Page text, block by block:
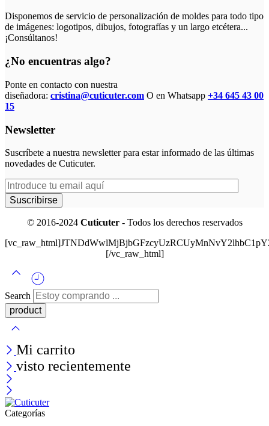
Disponemos de servicio de personalización de moldes para todo tipo
de imágenes: logotipos, dibujos, fotografías y un largo etcétera...
¡Consúltanos!
¿No encuentras algo?
Ponte en contacto con nuestra
diseñadora: cristina@cuticuter.com O en Whatsapp +34 645 43 00
15
Newsletter
Suscríbete a nuestra newsletter para estar informado de las últimas
novedades de Cuticuter.
© 2016-2024 Cuticuter- Todos los derechos reservados
[/vc_raw_html]
Search
Mi carrito
visto recientemente
Categorías